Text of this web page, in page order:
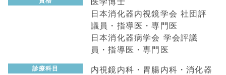
日本消化器内視鏡学会 社団評
議員・指導医・専門医
日本消化器病学会 学会評議
員・指導医・専門医
診療科目
内視鏡内科・胃腸内科・消化器